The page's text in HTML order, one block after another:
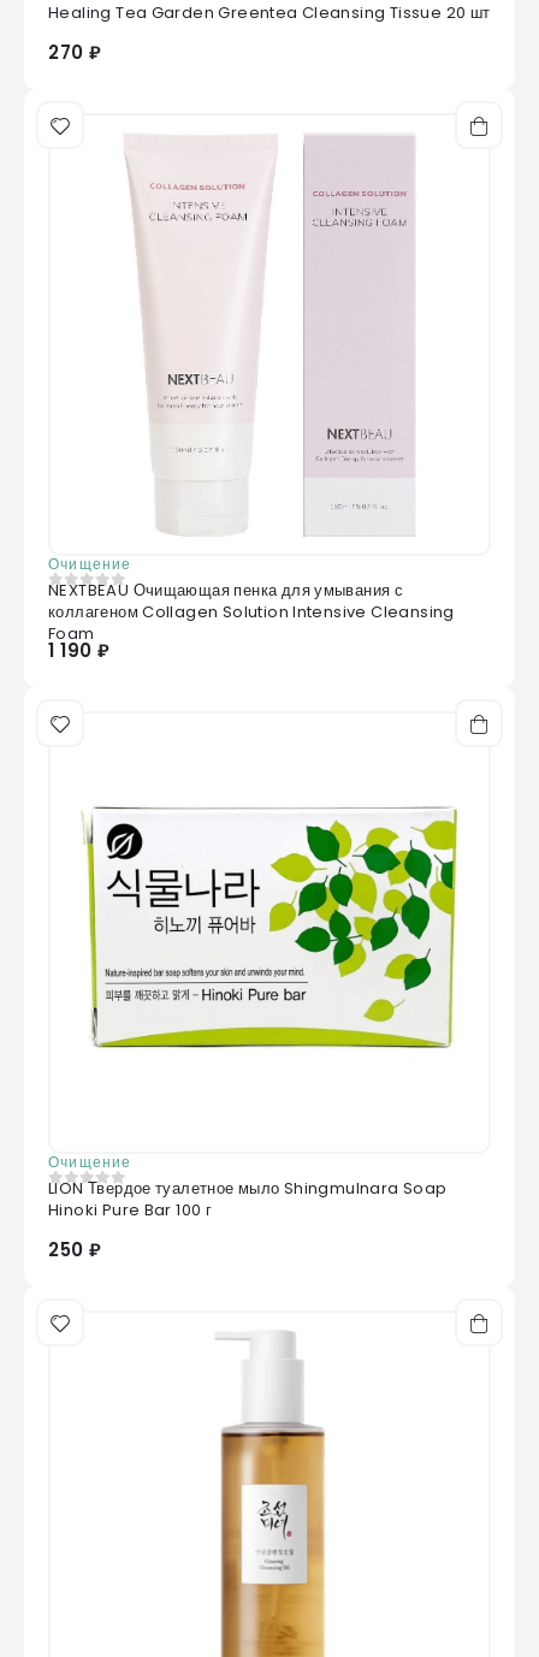
Healing Tea Garden Greentea Cleansing Tissue 20 шт
270 ₽
Очищение
0из 5
NEXTBEAU Очищающая пенка для умывания с
коллагеном Collagen Solution Intensive Cleansing
Foam
1 190 ₽
Очищение
0 из 5
LION Твердое туалетное мыло Shingmulnara Soap
Hinoki Pure Bar 100 г
250 ₽